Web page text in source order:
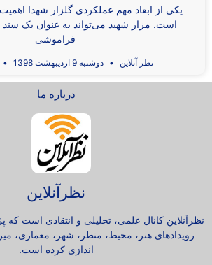
یکی از ابعاد مهم عملکردی گلزار شهدا اهمیت
است. مزار شهید می‌تواند به عنوان یک سند
فراموشی
نظر آنلاین دوشنبه 9 اردیبهشت 1398
درباره ما
نظرآنلاین
نظرآنلاین کانال علمی، تحلیلی و انتقادی است که
رویدادهای هنر، محیط، منظر، شهر، معماری،
اندازی کرده است.